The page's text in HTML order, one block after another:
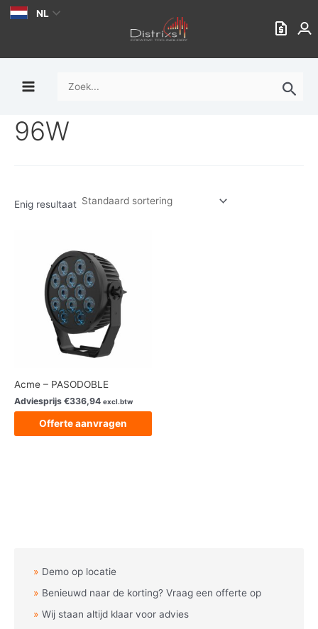
Ga
inhoud
NL
Zoek
Demo op locatie
Benieuwd naar de korting? Vraag een offerte op
Wij staan altijd klaar voor advies
96W
Enig resultaat
Acme – PASODOBLE
Adviesprijs €336,94 excl.btw
Offerte aanvragen